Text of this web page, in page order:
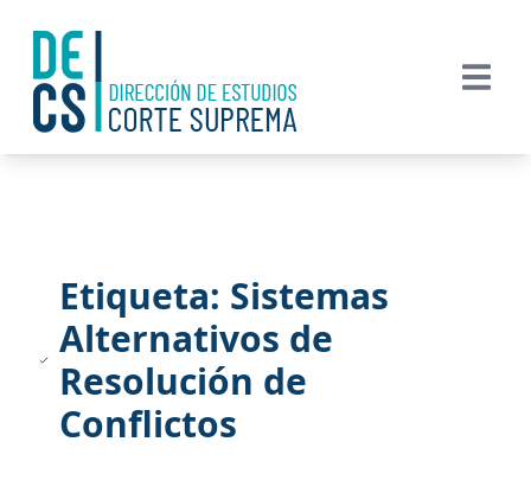
Etiqueta: Sistemas
Alternativos de
Resolución de
Conflictos